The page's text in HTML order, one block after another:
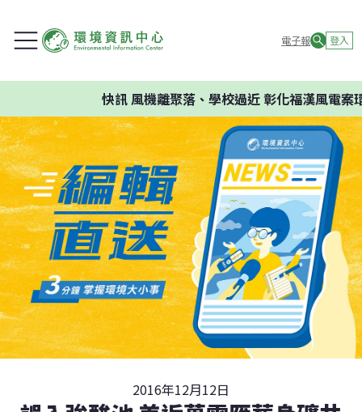
電子報 登入
快訊風機離聚落、學校過近 彰化福漢風電案環委
2016年12月12日